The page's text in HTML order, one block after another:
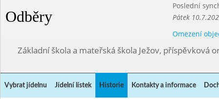
Odběry
Poslední
Pátek
Omezení
Základní škola a mateřská škola Ježov, příspěvková
Vybrat jídelnu Jídelní lístek Historie Kontakty a informace